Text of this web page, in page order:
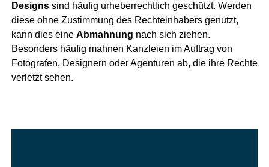
Designssind häufig urheberrechtlich geschützt. Werden
diese ohne Zustimmung des Rechteinhabers genutzt,
kann dies eine Abmahnung nach sich ziehen.
Besonders häufig mahnen Kanzleien im Auftrag von
Fotografen, Designern oder Agenturen ab, die ihre Rechte
verletzt sehen.